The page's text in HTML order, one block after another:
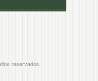
reservados.